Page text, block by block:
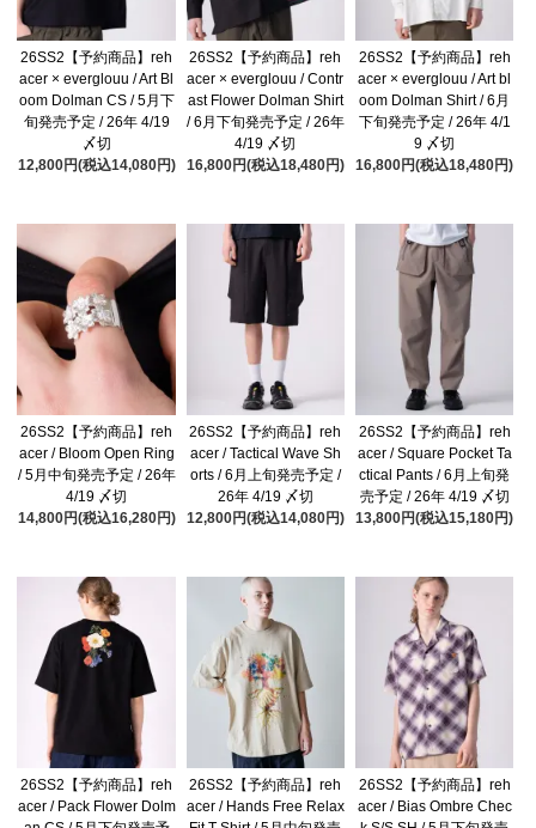
26SS2【予約商品】reh
acer × everglouu / Art Bl
oom Dolman CS / 5月下
旬発売予定 / 26年 4/19
〆切
12,800円(税込14,080円)
26SS2【予約商品】reh
acer × everglouu / Contr
ast Flower Dolman Shirt
/ 6月下旬発売予定 / 26年
4/19 〆切
16,800円(税込18,480円)
26SS2【予約商品】reh
acer × everglouu / Art bl
oom Dolman Shirt / 6月
下旬発売予定 / 26年 4/1
9 〆切
16,800円(税込18,480円)
26SS2【予約商品】reh
acer / Bloom Open Ring
/ 5月中旬発売予定 / 26年
4/19 〆切
14,800円(税込16,280円)
26SS2【予約商品】reh
acer / Tactical Wave Sh
orts / 6月上旬発売予定 /
26年 4/19 〆切
12,800円(税込14,080円)
26SS2【予約商品】reh
acer / Square Pocket Ta
ctical Pants / 6月上旬発
売予定 / 26年 4/19 〆切
13,800円(税込15,180円)
26SS2【予約商品】reh
acer / Pack Flower Dolm
26SS2【予約商品】reh
acer / Hands Free Relax
26SS2【予約商品】reh
acer / Bias Ombre Chec